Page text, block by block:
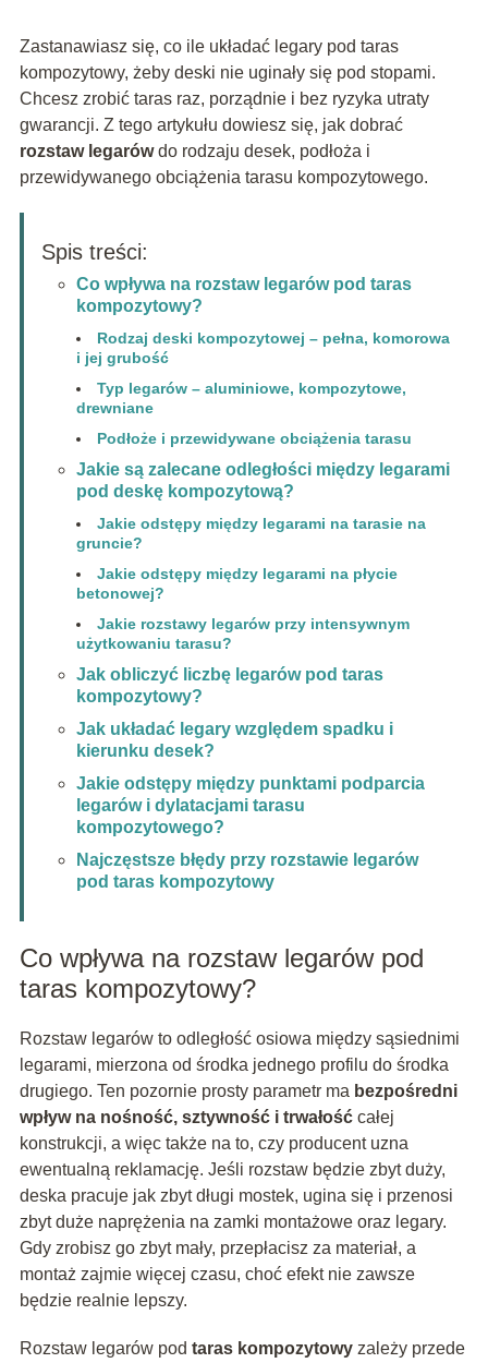
Zastanawiasz się, co ile układać legary pod taras
kompozytowy, żeby deski nie uginały się pod stopami.
Chcesz zrobić taras raz, porządnie i bez ryzyka utraty
gwarancji. Z tego artykułu dowiesz się, jak dobrać
rozstaw legarówdo rodzaju desek, podłoża i
przewidywanego obciążenia tarasu kompozytowego.
Spis treści:
Co wpływa na rozstaw legarów pod taras
kompozytowy?
Rodzaj deski kompozytowej – pełna, komorowa
i jej grubość
Typ legarów – aluminiowe, kompozytowe,
drewniane
Podłoże i przewidywane obciążenia tarasu
Jakie są zalecane odległości między legarami
pod deskę kompozytową?
Jakie odstępy między legarami na tarasie na
gruncie?
Jakie odstępy między legarami na płycie
betonowej?
Jakie rozstawy legarów przy intensywnym
użytkowaniu tarasu?
Jak obliczyć liczbę legarów pod taras
kompozytowy?
Jak układać legary względem spadku i
kierunku desek?
Jakie odstępy między punktami podparcia
legarów i dylatacjami tarasu
kompozytowego?
Najczęstsze błędy przy rozstawie legarów
pod taras kompozytowy
Co wpływa na rozstaw legarów pod
taras kompozytowy?
Rozstaw legarów to odległość osiowa między sąsiednimi
legarami, mierzona od środka jednego profilu do środka
drugiego. Ten pozornie prosty parametr ma bezpośredni
wpływ na nośność, sztywność i trwałośćcałej
konstrukcji, a więc także na to, czy producent uzna
ewentualną reklamację. Jeśli rozstaw będzie zbyt duży,
deska pracuje jak zbyt długi mostek, ugina się i przenosi
zbyt duże naprężenia na zamki montażowe oraz legary.
Gdy zrobisz go zbyt mały, przepłacisz za materiał, a
montaż zajmie więcej czasu, choć efekt nie zawsze
będzie realnie lepszy.
Rozstaw legarów pod taras kompozytowyzależy przede